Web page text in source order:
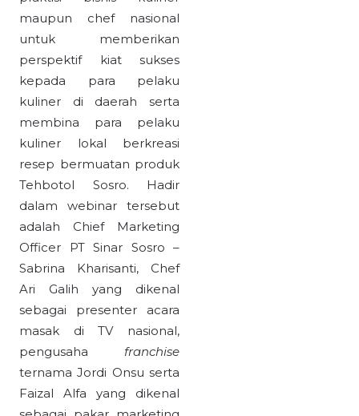
maupun chef nasional
untuk memberikan
perspektif kiat sukses
kepada para pelaku
kuliner di daerah serta
membina para pelaku
kuliner lokal berkreasi
resep bermuatan produk
Tehbotol Sosro. Hadir
dalam webinar tersebut
adalah Chief Marketing
Officer PT Sinar Sosro –
Sabrina Kharisanti, Chef
Ari Galih yang dikenal
sebagai presenter acara
masak di TV nasional,
pengusaha franchise
ternama Jordi Onsu serta
Faizal Alfa yang dikenal